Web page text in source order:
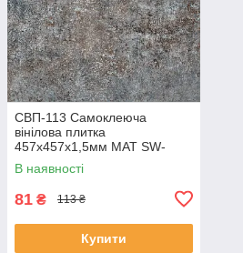
СВП-113 Самоклеюча
вінілова плитка
457х457х1,5мм МАТ SW-
00003253
В наявності
81 ₴ 113 ₴
Купити